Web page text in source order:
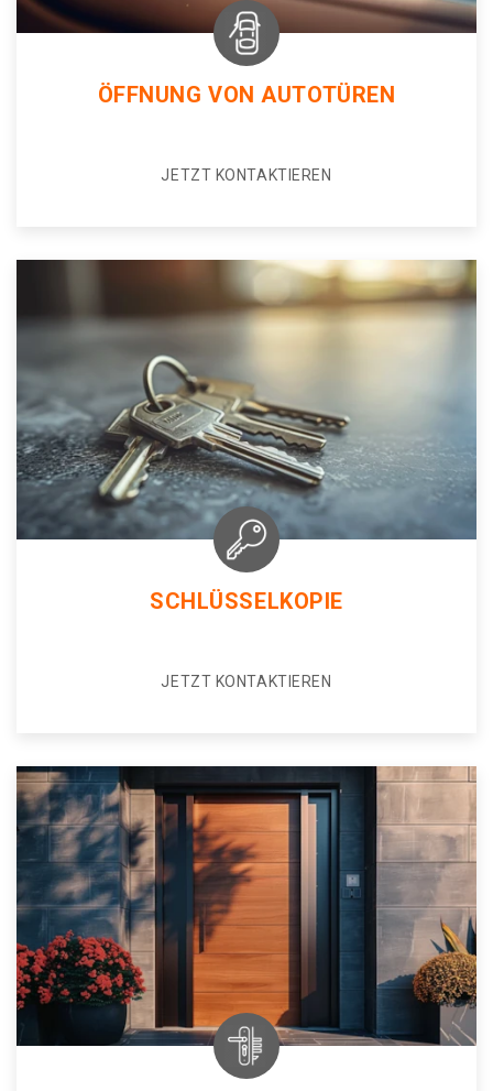
ÖFFNUNG VON AUTOTÜREN
JETZT KONTAKTIEREN
SCHLÜSSELKOPIE
JETZT KONTAKTIEREN